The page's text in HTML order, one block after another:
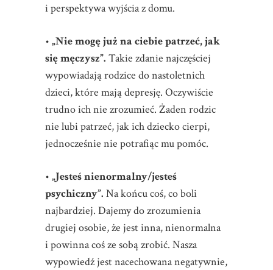
i perspektywa wyjścia z domu.
• „Nie mogę już na ciebie patrzeć, jak
się męczysz”. Takie zdanie najczęściej
wypowiadają rodzice do nastoletnich
dzieci, które mają depresję. Oczywiście
trudno ich nie zrozumieć. Żaden rodzic
nie lubi patrzeć, jak ich dziecko cierpi,
jednocześnie nie potrafiąc mu pomóc.
• „Jesteś nienormalny/jesteś
psychiczny”. Na końcu coś, co boli
najbardziej. Dajemy do zrozumienia
drugiej osobie, że jest inna, nienormalna
i powinna coś ze sobą zrobić. Nasza
wypowiedź jest nacechowana negatywnie,